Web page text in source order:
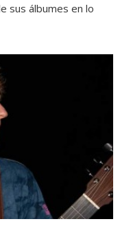
sus álbumes en lo